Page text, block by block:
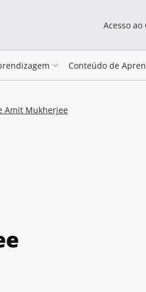
Acesso ao
Conteúdo de
Amit Mukherjee